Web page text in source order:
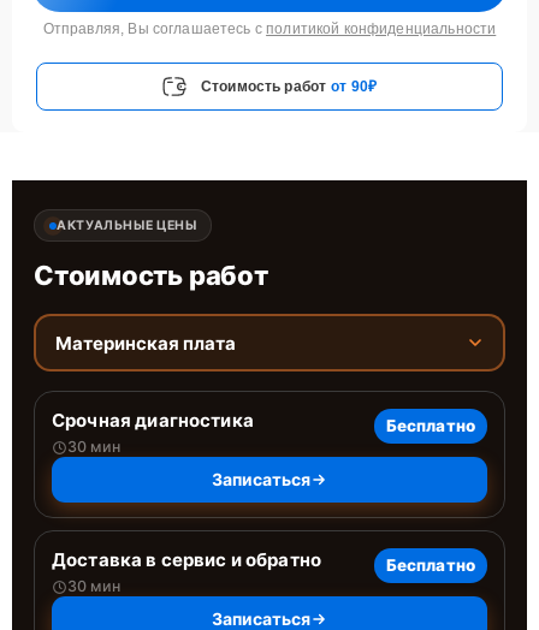
Отправляя, Вы соглашаетесь с политикой конфиденциальности
Стоимость работ от 90₽
АКТУАЛЬНЫЕ ЦЕНЫ
Стоимость работ
Материнская плата
Срочная диагностика
30 мин
Бесплатно
Записаться
Доставка в сервис и обратно
30 мин
Бесплатно
Записаться